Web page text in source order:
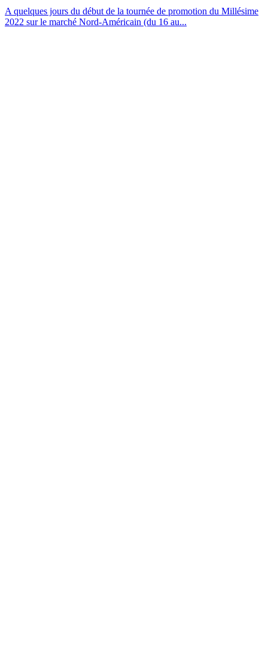
A quelques jours du début de la tournée de promotion du Millésime
2022 sur le marché Nord-Américain (du 16 au...